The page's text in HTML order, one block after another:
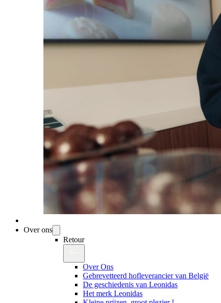
Over ons
Retour
Over Ons
Gebrevetteerd hofleverancier van België
De geschiedenis van Leonidas
Het merk Leonidas